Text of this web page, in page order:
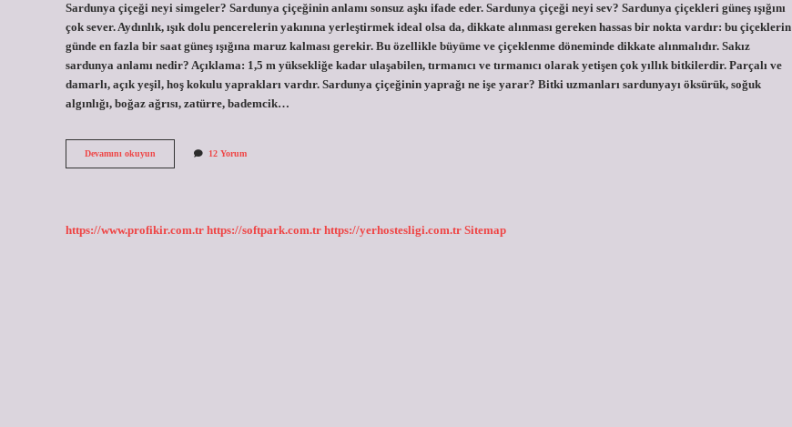
Sardunya çiçeği neyi simgeler? Sardunya çiçeğinin anlamı sonsuz aşkı ifade eder. Sardunya çiçeği neyi sev? Sardunya çiçekleri güneş ışığını
çok sever. Aydınlık, ışık dolu pencerelerin yakınına yerleştirmek ideal olsa da, dikkate alınması gereken hassas bir nokta vardır: bu çiçeklerin
günde en fazla bir saat güneş ışığına maruz kalması gerekir. Bu özellikle büyüme ve çiçeklenme döneminde dikkate alınmalıdır. Sakız
sardunya anlamı nedir? Açıklama: 1,5 m yüksekliğe kadar ulaşabilen, tırmanıcı ve tırmanıcı olarak yetişen çok yıllık bitkilerdir. Parçalı ve
damarlı, açık yeşil, hoş kokulu yaprakları vardır. Sardunya çiçeğinin yaprağı ne işe yarar? Bitki uzmanları sardunyayı öksürük, soğuk
algınlığı, boğaz ağrısı, zatürre, bademcik…
Devamını okuyun
Çiçeği
12 Yorum
https://www.profikir.com.tr https://softpark.com.tr https://yerhostesligi.com.tr Sitemap